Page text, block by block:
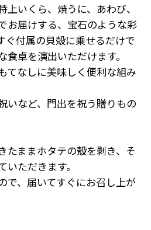
いくら、焼うに、あわび、
お届けする、宝石のような彩
ぐ付属の貝殻に乗せるだけで
卓を演出いただけます。
てなしに美味しく便利な組み
いなど、門出を祝う贈りもの
たままホタテの殻を剥き、そ
ただきます。
で、届いてすぐにお召し上が